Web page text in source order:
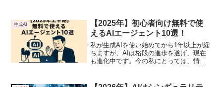
生成AI
【2025年】初心者向け無料で使
えるAIエージェント10選！
私が生成AIを使い始めてから1年以上が経
ちますが、AIは格段の進歩を遂げ、現在
も進化中です。今の私にとっては、情報
を生成AIが担っており、人とAIが共創す